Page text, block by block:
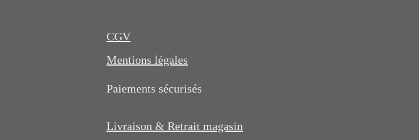
CGV
Mentions légales
Paiements sécurisés
Livraison & Retrait magasin